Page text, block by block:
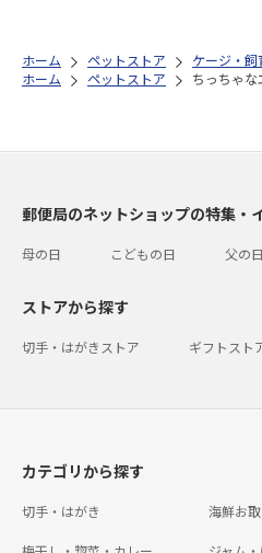
ホーム ペットストア ケージ・
ホーム
ペットストア ちっちゃ
郵便局のネットショップの特集・
母の日 こどもの日 父の日
ストアから探す
切手・はがきストア ギフトスト
カテゴリから探す
切手・はがき 海鮮お